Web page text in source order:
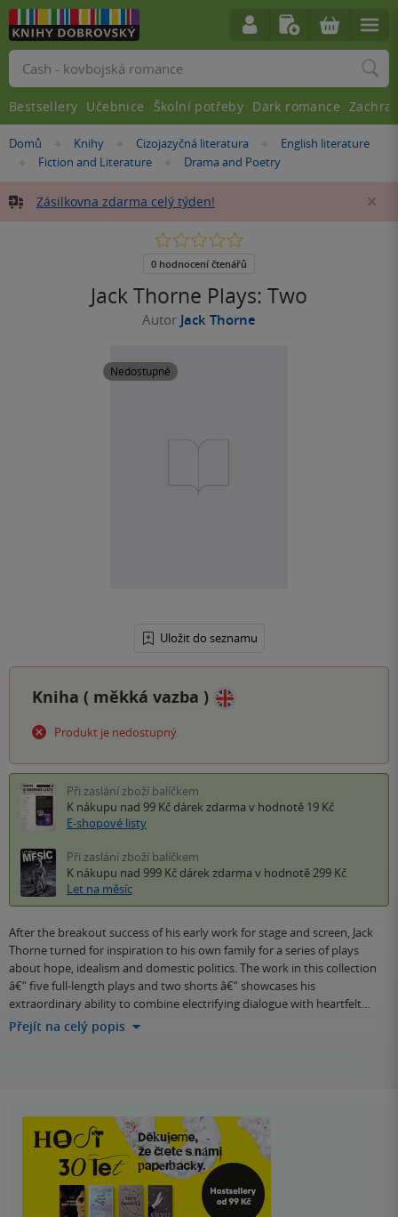
Nacházíte
Domů »Knihy »Cizojazyčná literatura »English literature
»Fiction and Literature »
Drama and Poetry
Zásilkovna zdarma celý týden!
Jack Thorne Plays: Two
Autor Jack Thorne
Nedostupné
Uložit do seznamu
0.0
5
0 hodnocení čtenářů
Kniha ( měkká vazba )
Produkt je nedostupný.
Při zaslání zboží balíčkem
K nákupu nad 99 Kč dárek zdarma v hodnotě 19 Kč
E-shopové listy
Při zaslání zboží balíčkem
K nákupu nad 999 Kč dárek zdarma v hodnotě 299 Kč
Let na měsíc
After the breakout success of his early work for stage and screen, Jack
Thorne turned for inspiration to his own family for a series of plays
about hope, idealism and domestic politics. The work in this collection
â€“ five full-length plays and two shorts â€“ showcases his
extraordinary ability to combine electrifying dialogue with heartfelt…
Přejít na celý popis
Vyhledávání
Bestsellery Učebnice Školní potřeby Dark romance